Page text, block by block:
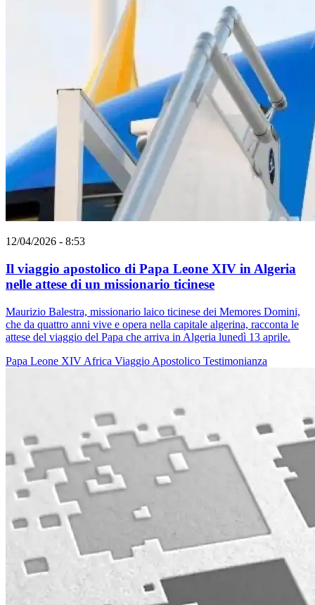
12/04/2026 - 8:53
Il viaggio apostolico di Papa Leone XIV in Algeria
nelle attese di un missionario ticinese
Maurizio Balestra, missionario laico ticinese dei Memores Domini,
che da quattro anni vive e opera nella capitale algerina, racconta le
attese del viaggio del Papa che arriva in Algeria lunedì 13 aprile.
Papa Leone XIV Africa Viaggio Apostolico Testimonianza